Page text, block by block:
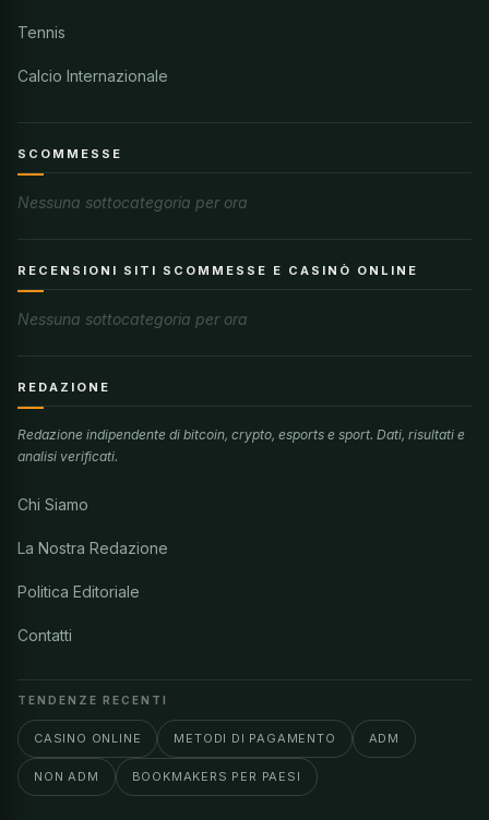
Tennis
Calcio Internazionale
SCOMMESSE
Nessuna sottocategoria per ora
RECENSIONI SITI SCOMMESSE E CASINÒ ONLINE
Nessuna sottocategoria per ora
REDAZIONE
Redazione indipendente di bitcoin, crypto, esports e sport. Dati, risultati e
analisi verificati.
Chi Siamo
La Nostra Redazione
Politica Editoriale
Contatti
TENDENZE RECENTI
CASINO ONLINE METODI DI PAGAMENTO ADM
NON ADM BOOKMAKERS PER PAESI